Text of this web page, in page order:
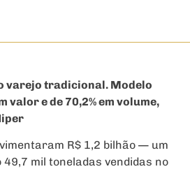
varejo tradicional. Modelo
valor e de 70,2% em volume,
R$ 1,2 bilhão — um
49,7 mil toneladas vendidas no